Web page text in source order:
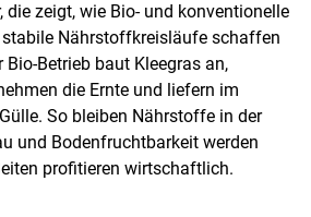
die zeigt, wie Bio- und konventionelle
stabile Nährstoffkreisläufe schaffen
Bio-Betrieb baut Kleegras an,
die Ernte und liefern im
So bleiben Nährstoffe in der
und Bodenfruchtbarkeit werden
profitieren wirtschaftlich.